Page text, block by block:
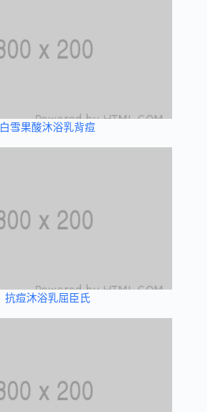
白雪果酸沐浴乳背痘
抗痘沐浴乳屈臣氏